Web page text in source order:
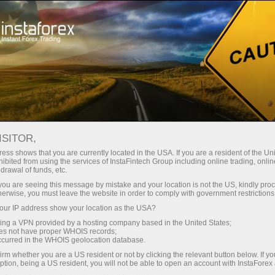
Avec InstaForex, vous accédez à
compétitives : effet de levier
jusqu’à 1:5000, parmi les meilleurs
spreads et commissions du
marché, ainsi que des conditions
avantageuses pour le trading
d’actions et d’indices.
Spreads
Bonus de 30 %
sur chaque dépôt
Vitesse
dans le trading et sur l’autoroute
shows that you are currently located in the USA. If you are a resident of the
from using the services of InstaFintech Group including online trading,
of funds, etc.
are seeing this message by mistake and your location is not the US, kindly
you must leave the website in order to comply with government
IP address show your location as the USA?
a VPN provided by a hosting company based in the United States;
not have proper WHOIS records;
in the WHOIS geolocation database.
whether you are a US resident or not by clicking the relevant button below. If
being a US resident, you will not be able to open an account with InstaForex